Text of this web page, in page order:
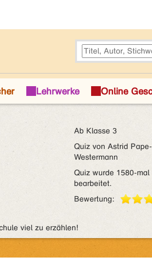
Ab Klasse 3
Quiz von Astrid Pape-
Westermann
Quiz wurde 1580-mal
bearbeitet.
Bewertung:
viel zu erzählen!